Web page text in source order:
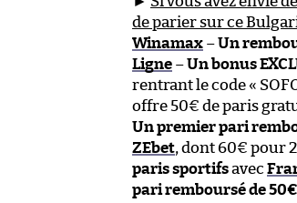
de parier sur ce
Winamax –Un
Ligne –Un bonus
rentrant le code «
offre 50€ de paris
Un premier pari
ZEbet, dont 60€ pour
paris sportifsavec
pari remboursé de 50€